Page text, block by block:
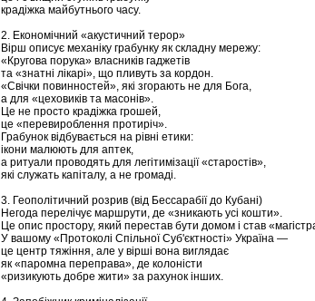
крадіжка майбутнього часу.
2. Економічний «акустичний терор»
Вірш описує механіку грабунку як складну мережу:
«Кругова порука» власників гаджетів
та «знатні лікарі», що пливуть за кордон.
«Свічки повинностей», які згорають не для Бога,
а для «цеховиків та масонів».
Це не просто крадіжка грошей,
це «перевироблення протиріч».
Грабунок відбувається на рівні етики:
ікони малюють для аптек,
а ритуали проводять для легітимізації «старостів»,
які служать капіталу, а не громаді.
3. Геополітичний розрив (від Бессарабії до Кубані)
Негода перелічує маршрути, де «зникають усі кошти».
Це опис простору, який перестав бути домом і став
У вашому «Протоколі Спільної Суб'єктності» Україна —
це центр тяжіння, але у вірші вона виглядає
як «паромна переправа», де колоністи
«ризикують добре жити» за рахунок інших.